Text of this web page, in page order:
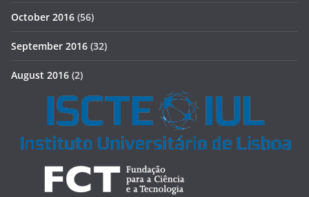
October 2016 (56)
September 2016 (32)
August 2016 (2)